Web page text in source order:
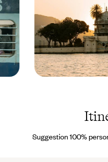
Suggestion 100%